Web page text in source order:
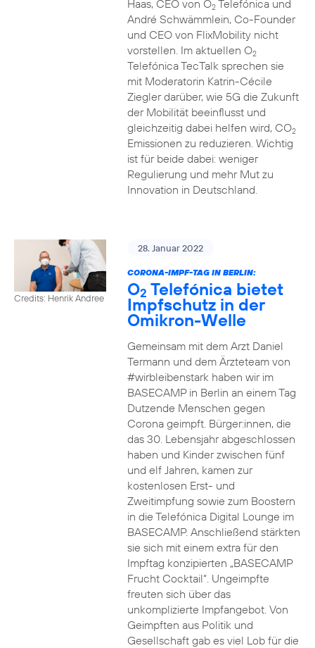
Haas, CEO von O2Telefónica und
André Schwämmlein, Co-Founder
und CEO von FlixMobility nicht
vorstellen. Im aktuellen O2
Telefónica TecTalk sprechen sie
mit Moderatorin Katrin-Cécile
Ziegler darüber, wie 5G die Zukunft
der Mobilität beeinflusst und
gleichzeitig dabei helfen wird, CO2
Emissionen zu reduzieren. Wichtig
ist für beide dabei: weniger
Regulierung und mehr Mut zu
Innovation in Deutschland.
Credits: Henrik Andree
28. Januar 2022
CORONA-IMPF-TAG IN BERLIN:
O2 Telefónica bietet
Impfschutz in der
Omikron-Welle
Gemeinsam mit dem Arzt Daniel
Termann und dem Ärzteteam von
#wirbleibenstark haben wir im
BASECAMP in Berlin an einem Tag
Dutzende Menschen gegen
Corona geimpft. Bürger:innen, die
das 30. Lebensjahr abgeschlossen
haben und Kinder zwischen fünf
und elf Jahren, kamen zur
kostenlosen Erst- und
Zweitimpfung sowie zum Boostern
in die Telefónica Digital Lounge im
BASECAMP. Anschließend stärkten
sie sich mit einem extra für den
Impftag konzipierten „BASECAMP
Frucht Cocktail“. Ungeimpfte
freuten sich über das
unkomplizierte Impfangebot. Von
Geimpften aus Politik und
Gesellschaft gab es viel Lob für die